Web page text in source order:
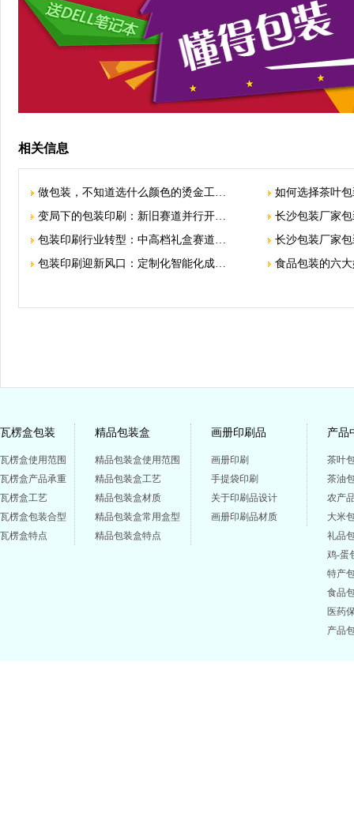
相关信息
做包装，不知道选什么颜色的烫金工…
变局下的包装印刷：新旧赛道并行开…
包装印刷行业转型：中高档礼盒赛道…
包装印刷迎新风口：定制化智能化成…
如何选择茶叶
长沙包装厂家
长沙包装厂家
食品包装的六
瓦楞盒包装
瓦楞盒使用范围
瓦楞盒产品承重
瓦楞盒工艺
瓦楞盒包装合型
瓦楞盒特点
精品包装盒
精品包装盒使用范围
精品包装盒工艺
精品包装盒材质
精品包装盒常用盒型
精品包装盒特点
画册印刷品
画册印刷
手提袋印刷
关于印刷品设计
画册印刷品材质
产品
茶叶
茶油
农产
大米
礼品
鸡-蛋
特产
食品
医药
产品